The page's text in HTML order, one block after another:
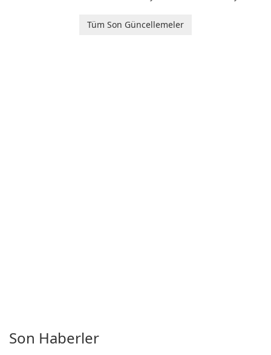
designed to help you
Tüm Son Güncellemeler
Son Haberler